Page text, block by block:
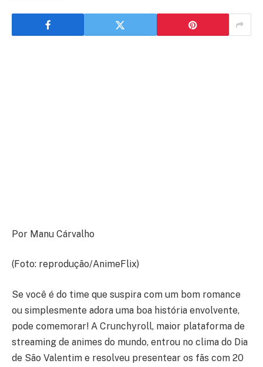
Por Manu Cárvalho
(Foto: reprodução/AnimeFlix)
Se você é do time que suspira com um bom romance
ou simplesmente adora uma boa história envolvente,
pode comemorar! A Crunchyroll, maior plataforma de
streaming de animes do mundo, entrou no clima do Dia
de São Valentim e resolveu presentear os fãs com 20